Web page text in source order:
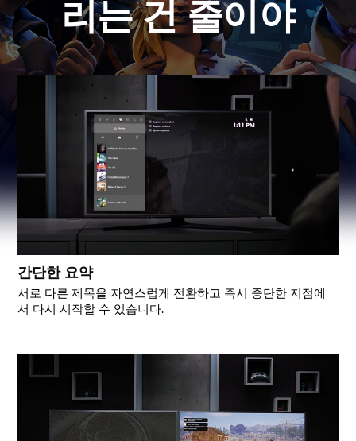
리는 건 줄이야
간단한 요약
서로 다른 제목을 자연스럽게 전환하고 즉시 중단한 지점에
서 다시 시작할 수 있습니다.